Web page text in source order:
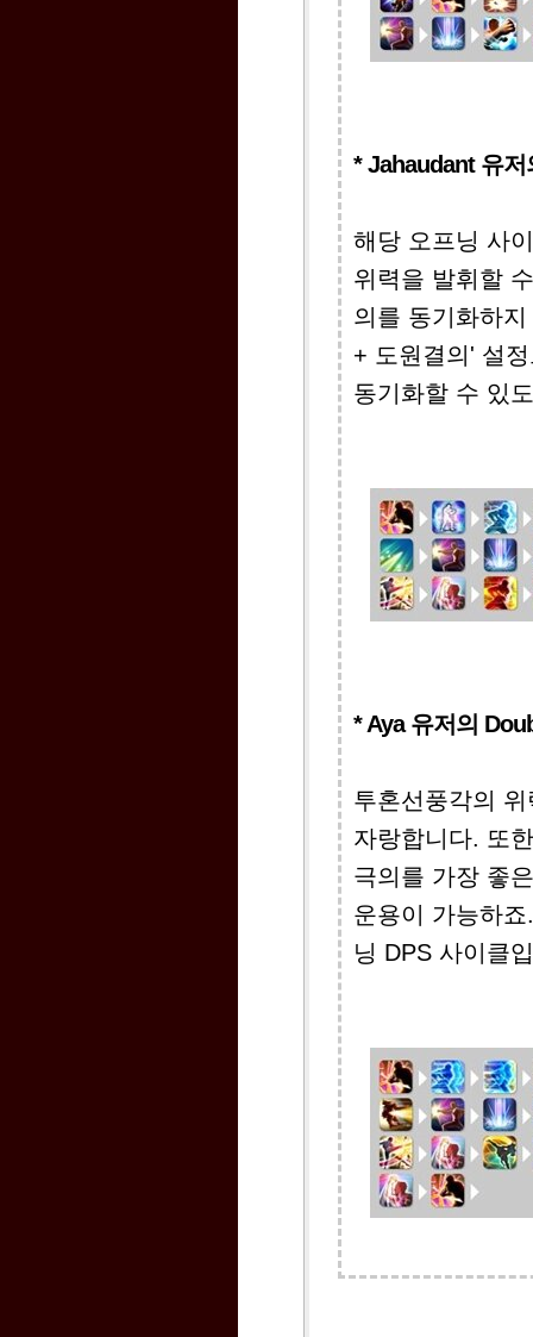
* Jahaudant 유저
해당 오프닝 사
위력을 발휘할
의를 동기화하
+ 도원결의' 설
동기화할 수 있
* Aya 유저의
투혼선풍각의
자랑합니다. 또
극의를 가장 좋
운용이 가능하
닝 DPS 사이클